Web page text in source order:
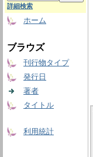
詳細検索
ホーム
ブラウズ
刊行物タイプ
発行日
著者
タイトル
利用統計